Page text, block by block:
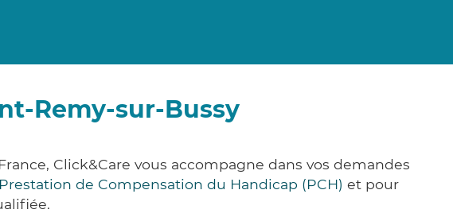
Remy-sur-Bussy
Click&Care vous accompagne dans vos demandes
Prestation de Compensation du Handicap (PCH) et pour